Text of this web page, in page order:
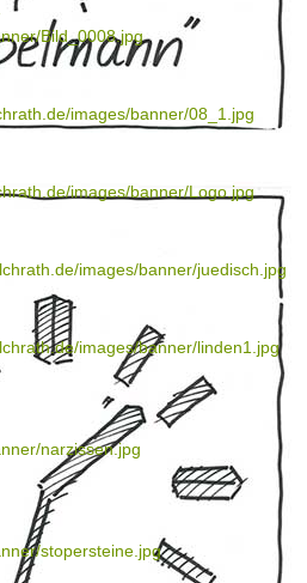
Bild_0008.jpg
images/banner/08_1.jpg
images/banner/Logo.jpg
images/banner/juedisch.jpg
images/banner/linden1.jpg
narzissen.jpg
stopersteine.jpg